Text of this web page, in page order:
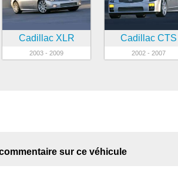
Cadillac XLR
2003 - 2009
Cadillac CTS
2002 - 2007
sur ce véhicule